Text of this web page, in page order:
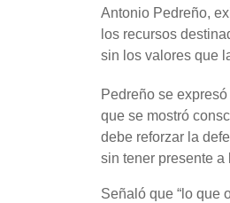
Antonio Pedreño,
los recursos
sin los valores que
Pedreño se
que se mostró
debe reforzar la
sin tener presente
Señaló que “lo que